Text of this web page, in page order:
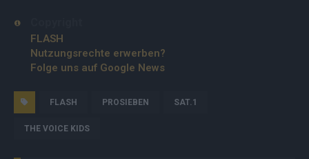
FLASH
Nutzungsrechte erwerben?
Folge uns auf Google News
FLASH PROSIEBEN SAT.1
THE VOICE KIDS